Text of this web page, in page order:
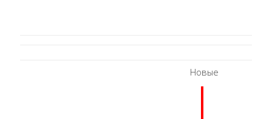
Новые